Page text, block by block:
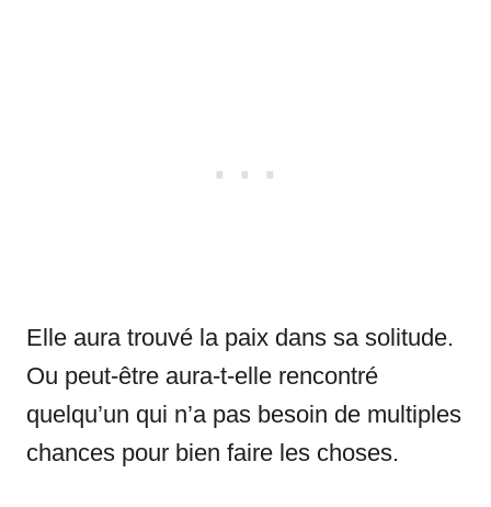
Elle aura trouvé la paix dans sa solitude.
Ou peut-être aura-t-elle rencontré
quelqu’un qui n’a pas besoin de multiples
chances pour bien faire les choses.